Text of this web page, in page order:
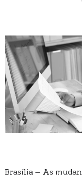
Brasília – As